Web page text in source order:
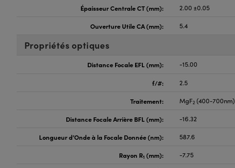
Épaisseur Centrale CT (mm): 2.00 ±0.05
Ouverture Utile CA (mm): 5.4
Propriétés optiques
Distance Focale EFL (mm): -15.00
f/#: 2.5
Traitement: MgF2 (400-700nm)
Distance Focale Arrière BFL (mm): -16.32
Longueur d’Onde à la Focale Donnée (nm): 587.6
Rayon R1 (mm): -7.75